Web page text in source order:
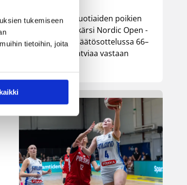
tukemiseen
tietoihin, joita
Suomen 15-vuotiaiden poikien
maajoukkue kärsi Nordic Open -
turnauksen päätösottelussa 66–
74-tappion Latviaa vastaan